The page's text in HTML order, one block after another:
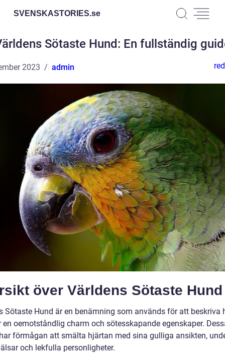
SVENSKASTORIES.se
Sötaste Hund: En fullständig
2023 admin
över Världens Sötaste Hund
Sötaste Hund är en benämning som används för att beskriva
en oemotståndlig charm och sötesskapande egenskaper.
förmågan att smälta hjärtan med sina gulliga ansikten,
och lekfulla personligheter.